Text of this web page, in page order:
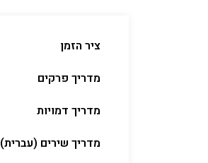
ציר הזמן
מדריך פרקים
מדריך דמויות
מדריך שירים (עברית)